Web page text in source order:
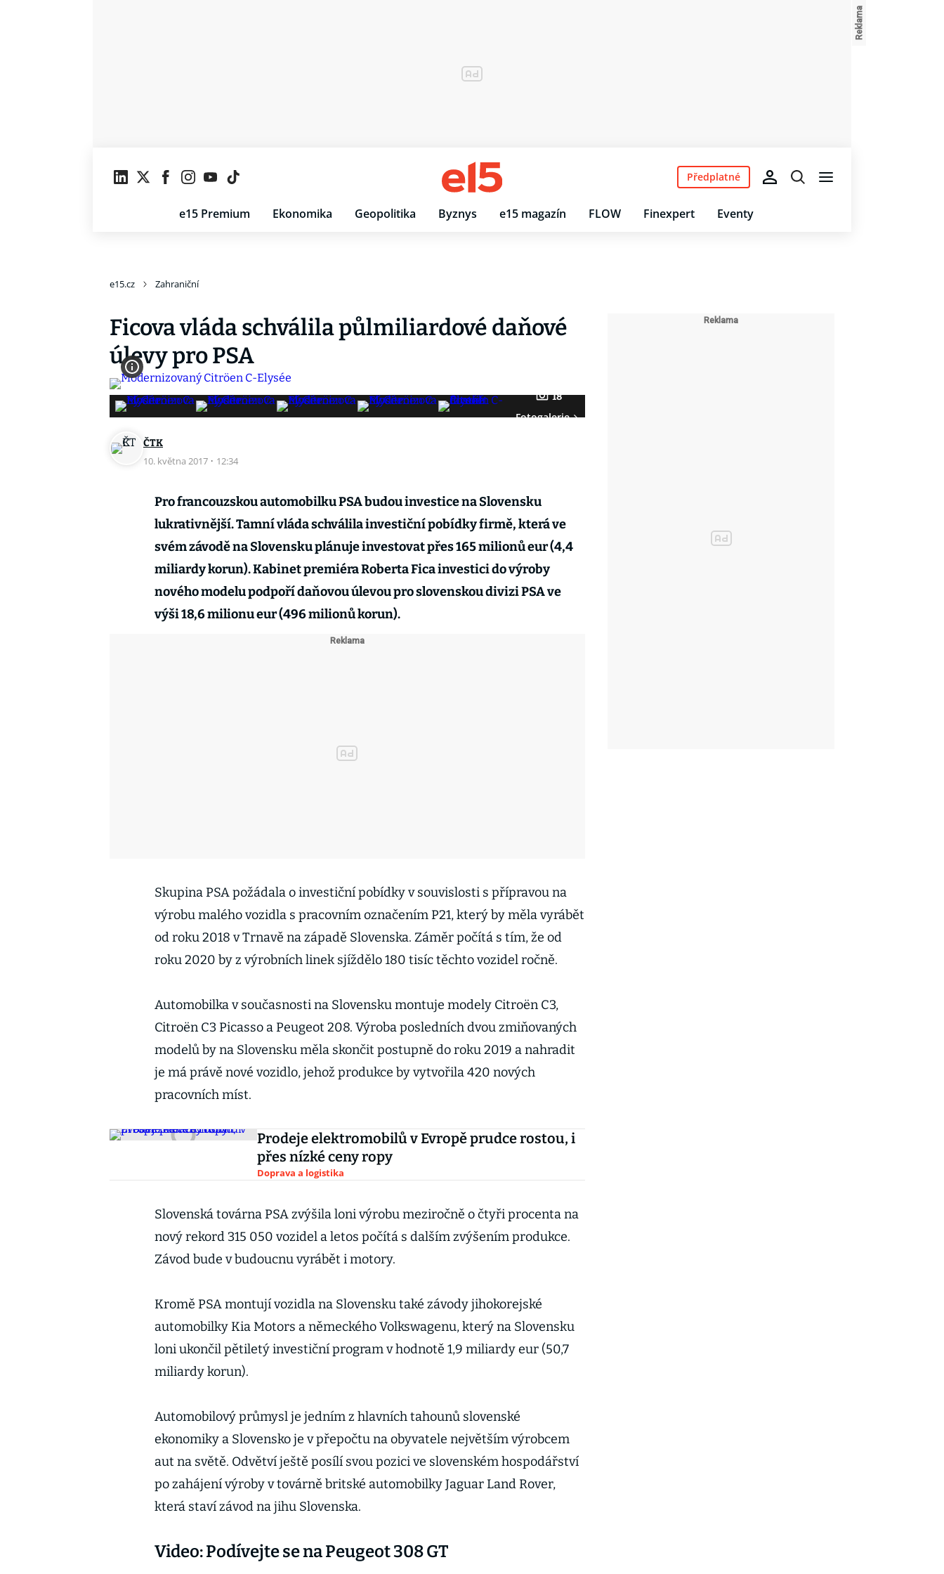
e15 Premium Ekonomika Geopolitika Byznys e15 magazín FLOW Finexpert Eventy
Předplatné
e15.cz Zahraniční
Ficova vláda schválila půlmiliardové daňové
úlevy pro PSA
18
Fotogalerie
ČTK
10. května 2017 · 12:34
Pro francouzskou automobilku PSA budou investice na Slovensku
lukrativnější. Tamní vláda schválila investiční pobídky firmě, která ve
svém závodě na Slovensku plánuje investovat přes 165 milionů eur (4,4
miliardy korun). Kabinet premiéra Roberta Fica investici do výroby
nového modelu podpoří daňovou úlevou pro slovenskou divizi PSA ve
výši 18,6 milionu eur (496 milionů korun).
Skupina PSA požádala o investiční pobídky v souvislosti s přípravou na
výrobu malého vozidla s pracovním označením P21, který by měla vyrábět
od roku 2018 v Trnavě na západě Slovenska. Záměr počítá s tím, že od
roku 2020 by z výrobních linek sjíždělo 180 tisíc těchto vozidel ročně.
Automobilka v současnosti na Slovensku montuje modely Citroën C3,
Citroën C3 Picasso a Peugeot 208. Výroba posledních dvou zmiňovaných
modelů by na Slovensku měla skončit postupně do roku 2019 a nahradit
je má právě nové vozidlo, jehož produkce by vytvořila 420 nových
pracovních míst.
Prodeje elektromobilů v Evropě prudce rostou, i
přes nízké ceny ropy
Doprava a logistika
Slovenská továrna PSA zvýšila loni výrobu meziročně o čtyři procenta na
nový rekord 315 050 vozidel a letos počítá s dalším zvýšením produkce.
Závod bude v budoucnu vyrábět i motory.
Kromě PSA montují vozidla na Slovensku také závody jihokorejské
automobilky Kia Motors a německého Volkswagenu, který na Slovensku
loni ukončil pětiletý investiční program v hodnotě 1,9 miliardy eur (50,7
miliardy korun).
Automobilový průmysl je jedním z hlavních tahounů slovenské
ekonomiky a Slovensko je v přepočtu na obyvatele největším výrobcem
aut na světě. Odvětví ještě posílí svou pozici ve slovenském hospodářství
po zahájení výroby v továrně britské automobilky Jaguar Land Rover,
která staví závod na jihu Slovenska.
Video: Podívejte se na Peugeot 308 GT